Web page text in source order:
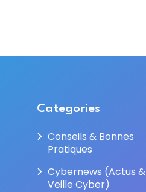
Categories
Conseils & Bonnes
Pratiques
Cybernews (Actus &
Veille Cyber)